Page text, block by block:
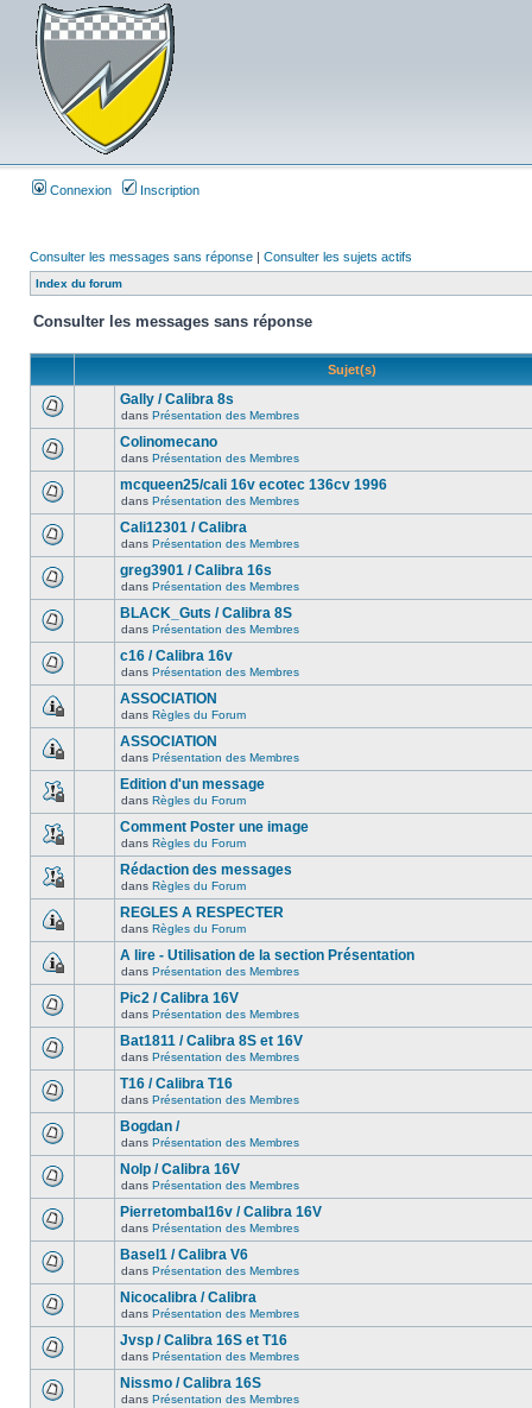
Connexion Inscription
Consulter les messages sans réponse | Consulter les sujets actifs
Index du forum
Consulter les messages sans réponse
Sujet(s)
Gally / Calibra 8s
dans Présentation des Membres
Colinomecano
dans Présentation des Membres
mcqueen25/cali 16v ecotec 136cv 1996
dans Présentation des Membres
Cali12301 / Calibra
dans Présentation des Membres
greg3901 / Calibra 16s
dans Présentation des Membres
BLACK_Guts / Calibra 8S
dans Présentation des Membres
c16 / Calibra 16v
dans Présentation des Membres
ASSOCIATION
dans Règles du Forum
ASSOCIATION
dans Présentation des Membres
Edition d'un message
dans Règles du Forum
Comment Poster une image
dans Règles du Forum
Rédaction des messages
dans Règles du Forum
REGLES A RESPECTER
dans Règles du Forum
A lire - Utilisation de la section Présentation
dans Présentation des Membres
Pic2 / Calibra 16V
dans Présentation des Membres
Bat1811 / Calibra 8S et 16V
dans Présentation des Membres
T16 / Calibra T16
dans Présentation des Membres
Bogdan /
dans Présentation des Membres
Nolp / Calibra 16V
dans Présentation des Membres
Pierretombal16v / Calibra 16V
dans Présentation des Membres
Basel1 / Calibra V6
dans Présentation des Membres
Nicocalibra / Calibra
dans Présentation des Membres
Jvsp / Calibra 16S et T16
dans Présentation des Membres
Nissmo / Calibra 16S
dans Présentation des Membres